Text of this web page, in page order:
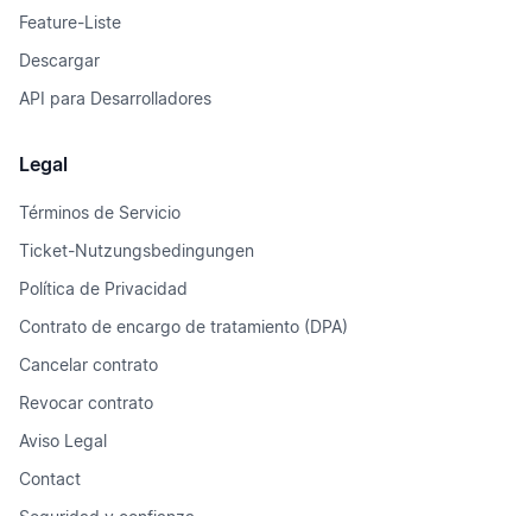
Feature-Liste
Descargar
API para Desarrolladores
Legal
Términos de Servicio
Ticket-Nutzungsbedingungen
Política de Privacidad
Contrato de encargo de tratamiento (DPA)
Cancelar contrato
Revocar contrato
Aviso Legal
Contact